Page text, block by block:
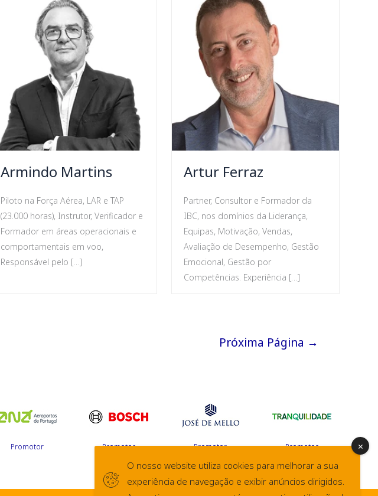
Armindo Martins
Piloto na Força Aérea, LAR e TAP
(23.000 horas), Instrutor, Verificador e
Formador em áreas operacionais e
comportamentais em voo,
Responsável pelo […]
Artur Ferraz
Partner, Consultor e Formador da
IBC, nos domínios da Liderança,
Equipas, Motivação, Vendas,
Avaliação de Desempenho, Gestão
Emocional, Gestão por
Competências. Experiência […]
Próxima Página →
Promotor Promotor Promotor Promotor
O nosso website utiliza cookies para melhorar a sua
experiência de navegação e exibir anúncios dirigidos.